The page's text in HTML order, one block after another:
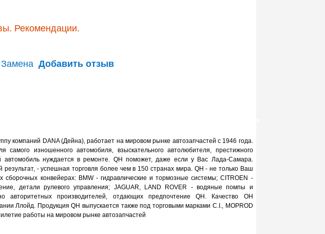
Рекомендации.
Замена Добавить отзыв
компаний DANA (Дейна), работает на мировом рынке автозапчастей с 1946 года.
изношенного автомобиля, взыскательного автолюбителя, престижного
автомобиль нуждается в ремонте. QН поможет, даже если у Вас Лада-Самара.
результат, - успешная торговля более чем в 150 странах мира. QН - не только Ваш
конвейерах: BMW - гидравлические и тормозные системы; CITROEN -
детали рулевого управления; JAGUAR, LAND ROVER - водяные помпы и
авторитетных производителей, отдающих предпочтение QН. Качество ОН
Ллойд. Продукция QН выпускается также под торговыми марками C.I., MOPROD
работы на мировом рынке автозапчастей